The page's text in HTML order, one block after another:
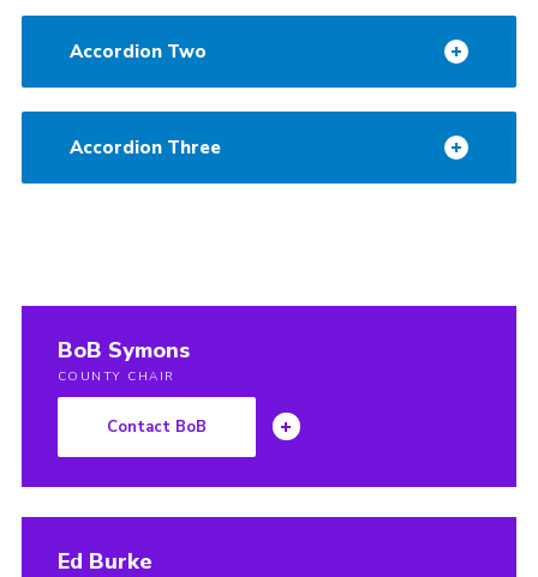
Accordion Two
Accordion Three
BoB Symons
COUNTY CHAIR
Contact BoB
Ed Burke